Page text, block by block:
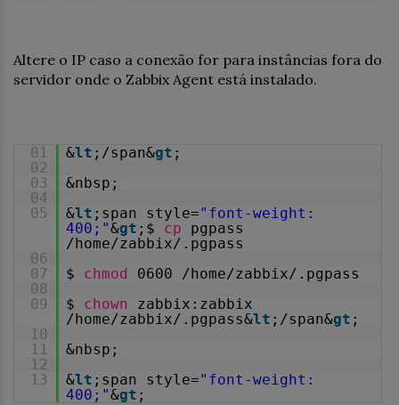
Altere o IP caso a conexão for para instâncias fora do
servidor onde o Zabbix Agent está instalado.
01 &lt ;/span&gt ;
02
03
&nbsp;
04
05
&lt ;span style="font-weight:
400;"&gt ;$ cp
pgpass
/home/zabbix/.pgpass
06
07
$ chmod
0600 /home/zabbix/.pgpass
08
09
$ chown
zabbix:zabbix
/home/zabbix/.pgpass&lt ;/span&gt ;
10
11
&nbsp;
12
13
&lt ;span style="font-weight:
400;"&gt ;